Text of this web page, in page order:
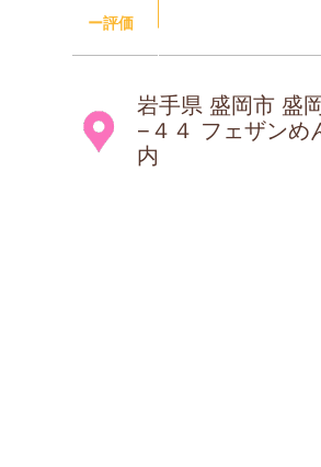
ー評価
岩手県 盛岡市 盛
−４４ フェザンめ
内